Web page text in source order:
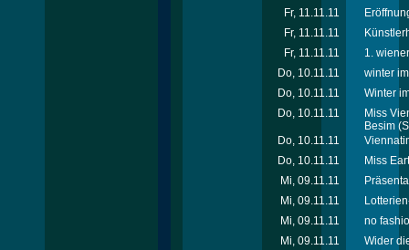
Fr, 11.11.11
Fr, 11.11.11
Fr, 11.11.11
1.
Do, 10.11.11
winter
Do, 10.11.11
Winter
Do, 10.11.11
Miss
Besim
Do, 10.11.11
Do, 10.11.11
Miss
Mi, 09.11.11
Mi, 09.11.11
Mi, 09.11.11
no
Mi, 09.11.11
Wider